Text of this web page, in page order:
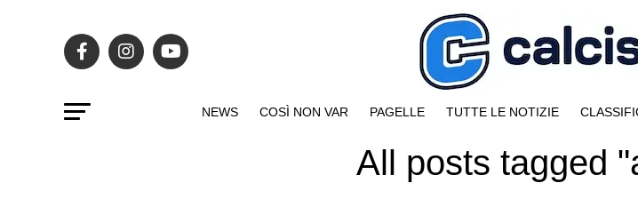
NEWS COSÌ NON VAR PAGELLE TUTTE LE NOTIZIE
All posts tagged